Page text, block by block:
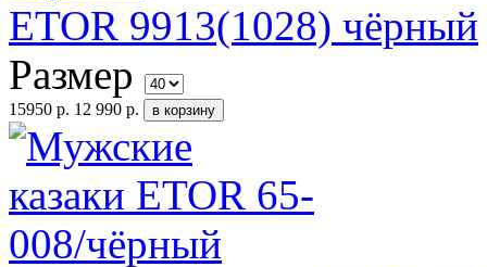
ETOR 9913(1028) чёрный
Размер
15950 р. 12 990 р.